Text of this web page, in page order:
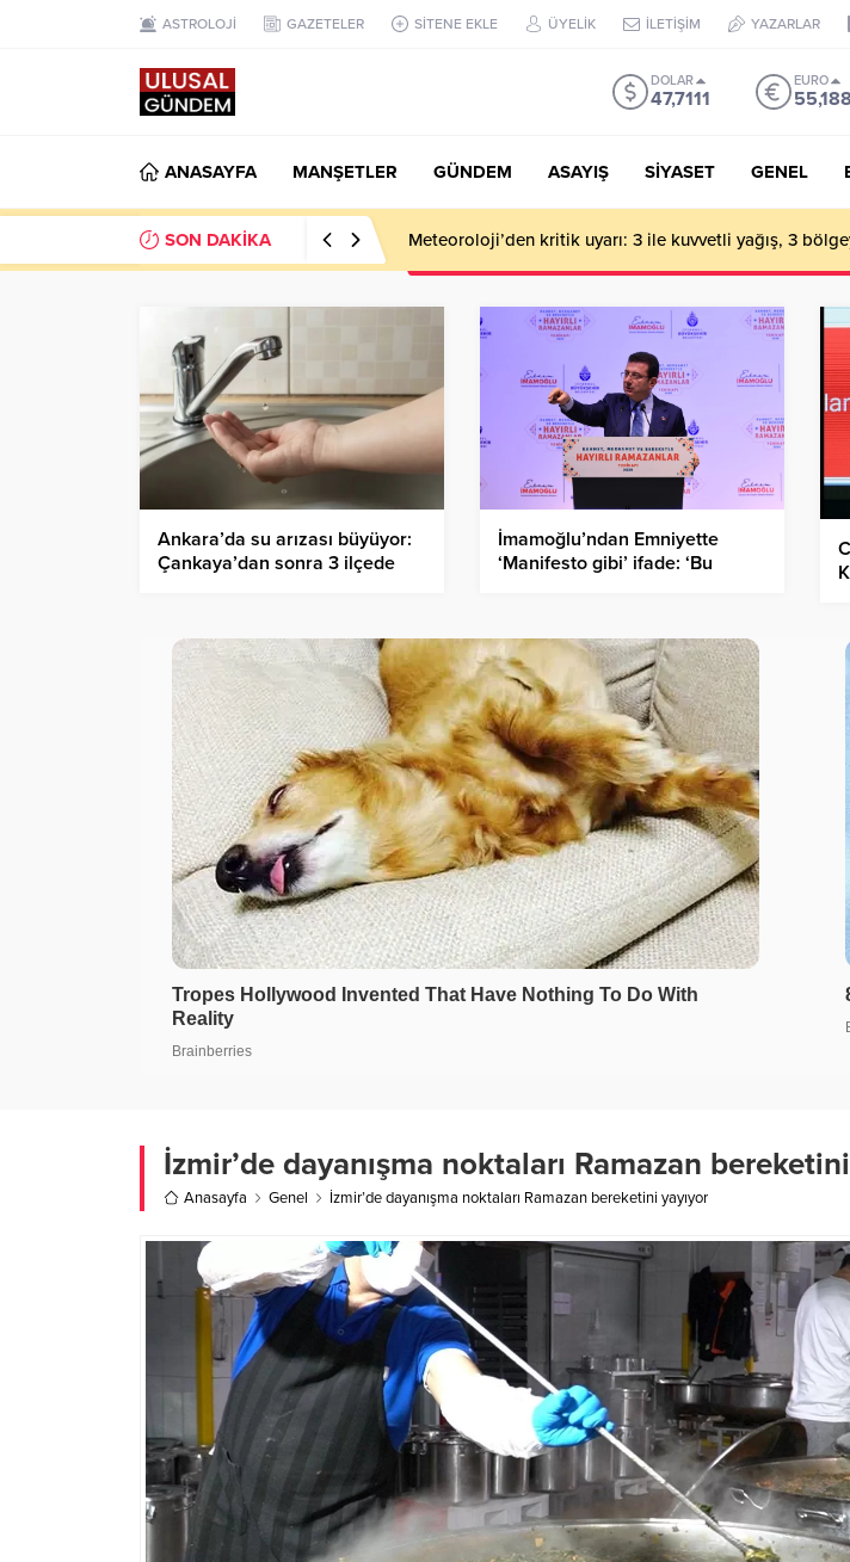
ASTROLOJİ GAZETELER SİTENE EKLE ÜYELİK İLETİŞİM YAZARLAR
DOLAR
47,7111
EURO
ANASAYFA MANŞETLER GÜNDEM ASAYIŞ SİYASET GENEL
SON DAKİKA Meteoroloji’den kritik uyarı: 3 ile kuvvetli yağış, 3
Ankara’da su arızası büyüyor:
Çankaya’dan sonra 3 ilçede
İmamoğlu’ndan Emniyette
‘Manifesto gibi’ ifade: ‘Bu
dönecektir’
İzmir’de dayanışma noktaları Ramazan
Anasayfa Genel İzmir’de dayanışma noktaları Ramazan bereketini yayıyor